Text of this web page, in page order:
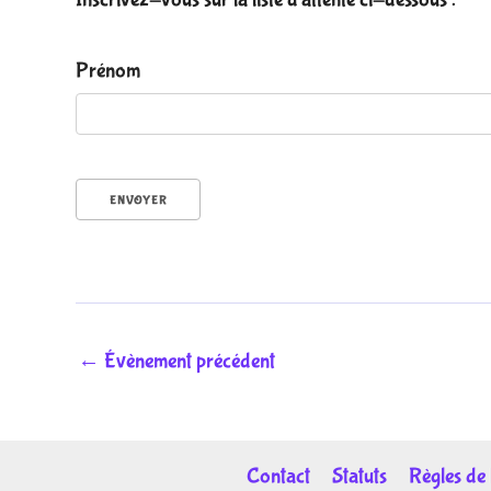
r
n
P
n
m
Prénom
ENVOYER
← Évènement précédent
Contact Statuts Règles de